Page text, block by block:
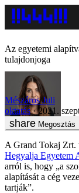
Az egyetemi
tulajdonjoga
Mészáros Juli
oktatás
2021.
Megosztás
A Grand Tokaj Zrt.
Hegyalja Egyetem
arról is, hogy „a
alapítását a cég
tartják”.